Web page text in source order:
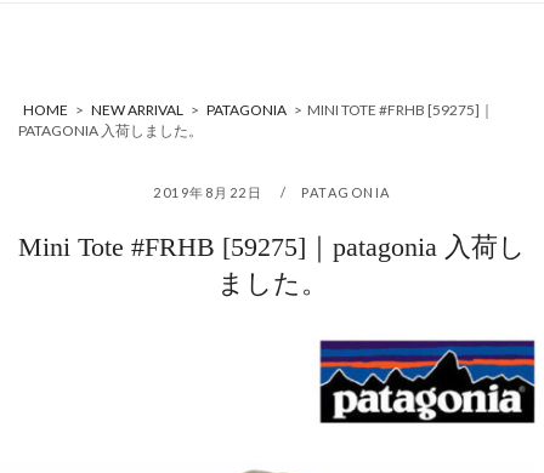
HOME > NEW ARRIVAL > PATAGONIA > MINI TOTE #FRHB [59275]｜
PATAGONIA 入荷しました。
2019年8月22日 PATAGONIA
Mini Tote #FRHB [59275]｜patagonia 入荷し
ました。